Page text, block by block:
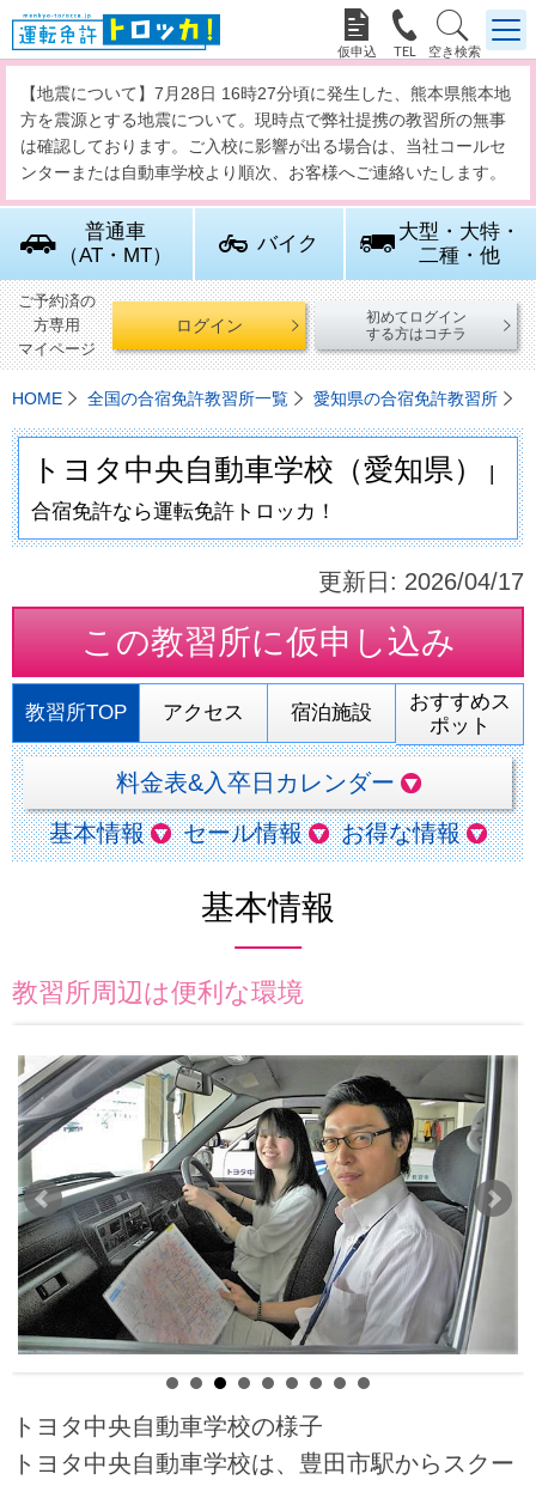
  
【地震について】7月28日 16時27分頃に発生した、熊本県熊本地
方を震源とする地震について。現時点で弊社提携の教習所の無事
は確認しております。ご入校に影響が出る場合は、当社コールセ
ンターまたは自動車学校より順次、お客様へご連絡いたします。
普通車
（AT・MT）
バイク
大型・大特・
二種・他
ご予約済の
方専用
マイページ
ログイン
初めてログイン
する方はコチラ
HOME 全国の合宿免許教習所一覧 愛知県の合宿免許教習所
トヨタ中央自動車学校（愛知県）
|
合宿免許なら運転免許トロッカ！
更新日: 2026/04/17
この教習所に仮申し込み
教習所TOP アクセス 宿泊施設
おすすめス
ポット
料金表&入卒日カレンダー
基本情報
セール情報 お得な情報
基本情報
教習所周辺は便利な環境
トヨタ中央自動車学校の様子
トヨタ中央自動車学校は、豊田市駅からスクー